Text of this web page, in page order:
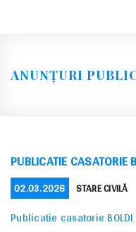
ANUNȚURI
PUBLICATIE
POSTED
ON
02.03.2026 CATEGORIES
STARE CIVILĂ
Publicatie casatorie BOLDI